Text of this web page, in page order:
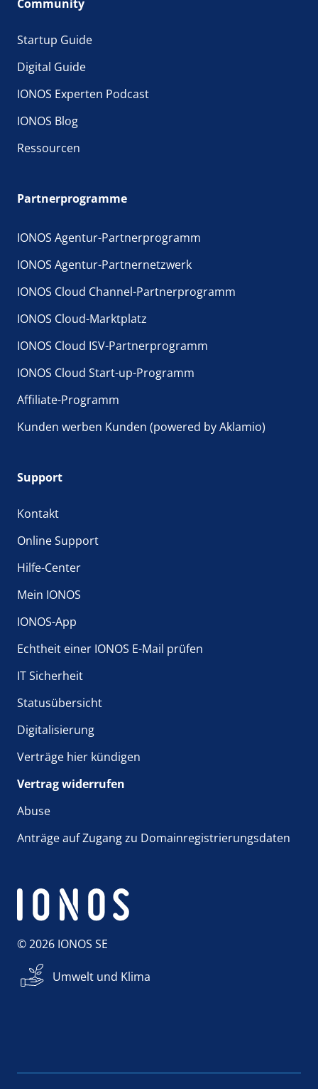
Community
Startup Guide
Digital Guide
IONOS Experten Podcast
IONOS Blog
Ressourcen
Partnerprogramme
IONOS Agentur-Partnerprogramm
IONOS Agentur-Partnernetzwerk
IONOS Cloud Channel-Partnerprogramm
IONOS Cloud-Marktplatz
IONOS Cloud ISV-Partnerprogramm
IONOS Cloud Start-up-Programm
Affiliate-Programm
Kunden werben Kunden (powered by Aklamio)
Support
Kontakt
Online Support
Hilfe-Center
Mein IONOS
IONOS-App
Echtheit einer IONOS E-Mail prüfen
IT Sicherheit
Statusübersicht
Digitalisierung
Verträge hier kündigen
Vertrag widerrufen
Abuse
Anträge auf Zugang zu Domainregistrierungsdaten
© 2026 IONOS SE
Umwelt und Klima